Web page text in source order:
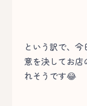
という訳で、今
意を決してお店
れそうです😂